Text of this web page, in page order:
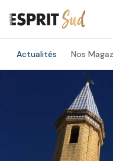
Actualités Nos